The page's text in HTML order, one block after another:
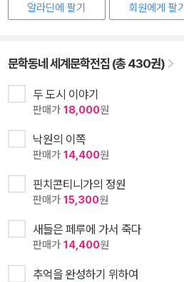
알라딘에 팔기
회원에게 팔기
문학동네 세계문학전집 (총 430권)
두 도시 이야기
판매가 18,000원
낙원의 이쪽
판매가 14,400원
핀치콘티니가의 정원
판매가 15,300원
새들은 페루에 가서 죽다
판매가 14,400원
추억을 완성하기 위하여